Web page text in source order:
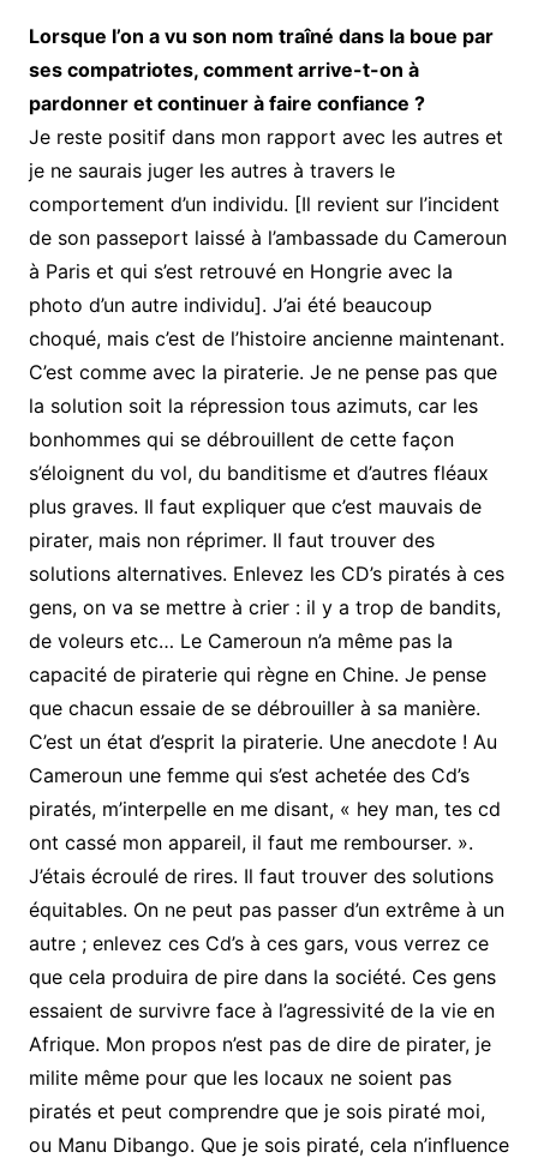
Lorsque l’on a vu son nom traîné dans la boue par
ses compatriotes, comment arrive-t-on à
pardonner et continuer à faire confiance ?
Je reste positif dans mon rapport avec les autres et
je ne saurais juger les autres à travers le
comportement d’un individu. [Il revient sur l’incident
de son passeport laissé à l’ambassade du Cameroun
à Paris et qui s’est retrouvé en Hongrie avec la
photo d’un autre individu]. J’ai été beaucoup
choqué, mais c’est de l’histoire ancienne maintenant.
C’est comme avec la piraterie. Je ne pense pas que
la solution soit la répression tous azimuts, car les
bonhommes qui se débrouillent de cette façon
s’éloignent du vol, du banditisme et d’autres fléaux
plus graves. Il faut expliquer que c’est mauvais de
pirater, mais non réprimer. Il faut trouver des
solutions alternatives. Enlevez les CD’s piratés à ces
gens, on va se mettre à crier : il y a trop de bandits,
de voleurs etc… Le Cameroun n’a même pas la
capacité de piraterie qui règne en Chine. Je pense
que chacun essaie de se débrouiller à sa manière.
C’est un état d’esprit la piraterie. Une anecdote ! Au
Cameroun une femme qui s’est achetée des Cd’s
piratés, m’interpelle en me disant, « hey man, tes cd
ont cassé mon appareil, il faut me rembourser. ».
J’étais écroulé de rires. Il faut trouver des solutions
équitables. On ne peut pas passer d’un extrême à un
autre ; enlevez ces Cd’s à ces gars, vous verrez ce
que cela produira de pire dans la société. Ces gens
essaient de survivre face à l’agressivité de la vie en
Afrique. Mon propos n’est pas de dire de pirater, je
milite même pour que les locaux ne soient pas
piratés et peut comprendre que je sois piraté moi,
ou Manu Dibango. Que je sois piraté, cela n’influence